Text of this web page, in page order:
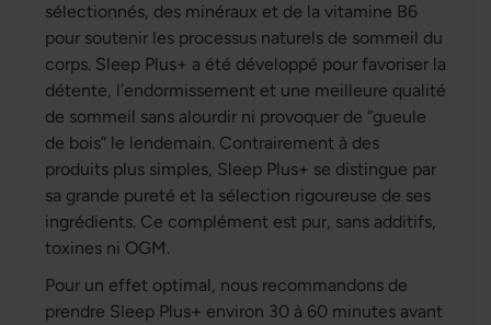
sélectionnés, des minéraux et de la vitamine B6
pour soutenir les processus naturels de sommeil du
corps. Sleep Plus+ a été développé pour favoriser la
détente, l’endormissement et une meilleure qualité
de sommeil sans alourdir ni provoquer de “gueule
de bois” le lendemain. Contrairement à des
produits plus simples, Sleep Plus+ se distingue par
sa grande pureté et la sélection rigoureuse de ses
ingrédients. Ce complément est pur, sans additifs,
toxines ni OGM.
Pour un effet optimal, nous recommandons de
prendre Sleep Plus+ environ 30 à 60 minutes avant